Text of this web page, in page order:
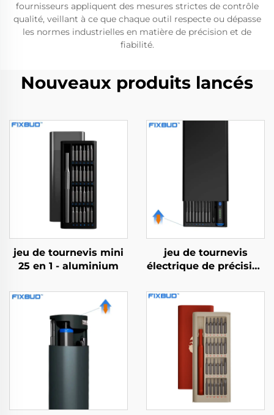
fournisseurs appliquent des mesures strictes de contrôle
qualité, veillant à ce que chaque outil respecte ou dépasse
les normes industrielles en matière de précision et de
fiabilité.
Nouveaux produits lancés
jeu de tournevis mini
25 en 1 - aluminium
jeu de tournevis
électrique de précision